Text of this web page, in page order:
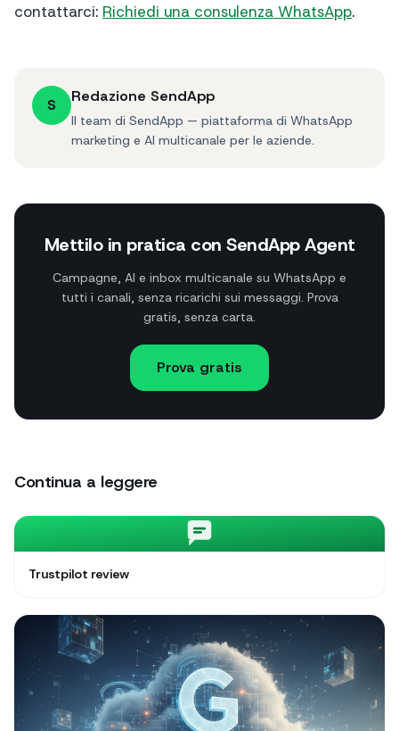
contattarci: Richiedi una consulenza WhatsApp.
S Redazione SendApp
Il team di SendApp — piattaforma di WhatsApp
marketing e AI multicanale per le aziende.
Mettilo in pratica con SendApp Agent
Campagne, AI e inbox multicanale su WhatsApp e
tutti i canali, senza ricarichi sui messaggi. Prova
gratis, senza carta.
Prova gratis
Continua a leggere
Trustpilot review